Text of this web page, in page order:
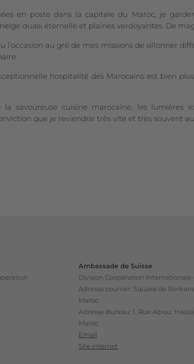
en poste dans la capitale du Maroc, je
quasi éternelle et plaines verdoyantes. De
l’occasion au gré de mes missions de sillonner
hospitalité des Marocains est bien
savoureuse cuisine marocaine, les
que je reviendrai très vite et très souvent au
Ambassade de Suisse
Division Coopération Internationale
Adresse courrier: Square de
Maroc
Adresse Bureau: 1, Rue Azrou,
Maroc
Email
Site internet